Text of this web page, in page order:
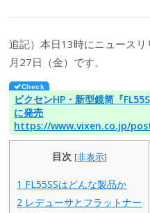
追記）本日13時にニュース
月27日（金）です。
ビクセンHP・新型鏡筒『
に発売
https://www.vixen.co.jp/
目次 [非表示]
1 FL55SSはどんな製品か
2 レデューサとフラットナー